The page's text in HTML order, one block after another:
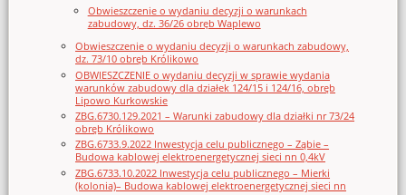
Obwieszczenie o wydaniu decyzji o warunkach
zabudowy, dz. 36/26 obręb Waplewo
Obwieszczenie o wydaniu decyzji o warunkach zabudowy,
dz. 73/10 obręb Królikowo
OBWIESZCZENIE o wydaniu decyzji w sprawie wydania
warunków zabudowy dla działek 124/15 i 124/16, obręb
Lipowo Kurkowskie
ZBG.6730.129.2021 – Warunki zabudowy dla działki nr 73/24
obręb Królikowo
ZBG.6733.9.2022 Inwestycja celu publicznego – Ząbie –
Budowa kablowej elektroenergetycznej sieci nn 0,4kV
ZBG.6733.10.2022 Inwestycja celu publicznego – Mierki
(kolonia)– Budowa kablowej elektroenergetycznej sieci nn